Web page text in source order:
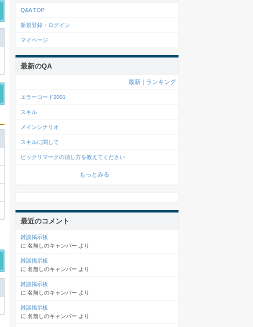
Q&A TOP
新規登録・ログイン
マイページ
最新のQA
最新 ランキング
エラーコード2001
スキル
メインシナリオ
スキルに関して
ビックリマークの消し方を教えてください
もっとみる
最近のコメント
雑談掲示板
に 名無しのキャンパー より
雑談掲示板
に 名無しのキャンパー より
雑談掲示板
に 名無しのキャンパー より
雑談掲示板
に 名無しのキャンパー より